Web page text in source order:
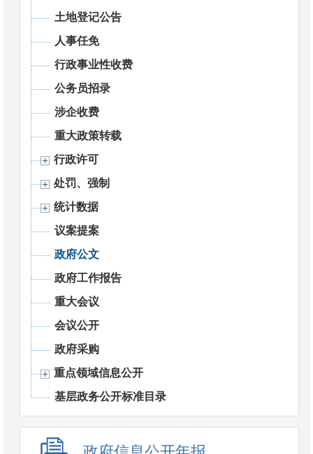
土地登记公告
人事任免
行政事业性收费
公务员招录
涉企收费
重大政策转载
行政许可
处罚、强制
统计数据
议案提案
政府公文
政府工作报告
重大会议
会议公开
政府采购
重点领域信息公开
基层政务公开标准目录